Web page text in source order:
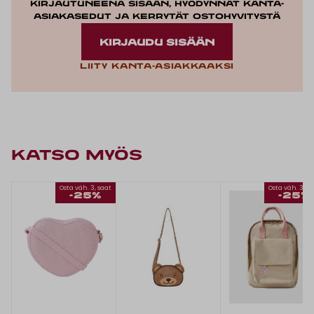
Kirjautuneena sisään, hyödynnät kanta-
asiakasedut ja kerrytät ostohyvitystä
KIRJAUDU SISÄÄN
Liity kanta-asiakkaaksi
KATSO MYÖS
Osta väh. 3, saat
-25%
Osta väh. 3,
-25%